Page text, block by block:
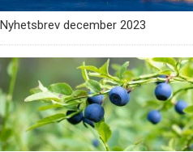
Nyhetsbrev december 2023